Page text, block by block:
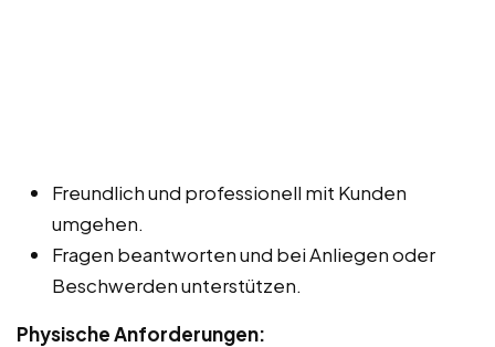
Freundlich und professionell mit Kunden
umgehen.
Fragen beantworten und bei Anliegen oder
Beschwerden unterstützen.
Physische Anforderungen: